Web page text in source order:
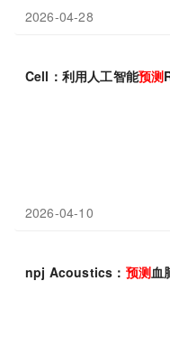
2026-04-28
Cell：利用人工智能预测
2026-04-10
npj Acoustics： 预测血